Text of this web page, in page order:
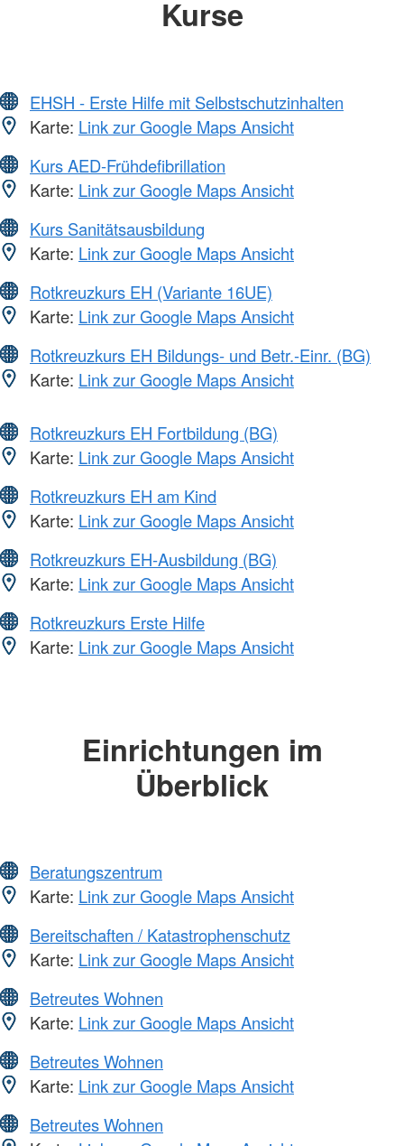
Kurse
EHSH - Erste Hilfe mit Selbstschutzinhalten
Karte: Link zur Google Maps Ansicht
Kurs AED-Frühdefibrillation
Karte: Link zur Google Maps Ansicht
Kurs Sanitätsausbildung
Karte: Link zur Google Maps Ansicht
Rotkreuzkurs EH (Variante 16UE)
Karte: Link zur Google Maps Ansicht
Rotkreuzkurs EH Bildungs- und Betr.-Einr. (BG)
Karte: Link zur Google Maps Ansicht
Rotkreuzkurs EH Fortbildung (BG)
Karte: Link zur Google Maps Ansicht
Rotkreuzkurs EH am Kind
Karte: Link zur Google Maps Ansicht
Rotkreuzkurs EH-Ausbildung (BG)
Karte: Link zur Google Maps Ansicht
Rotkreuzkurs Erste Hilfe
Karte: Link zur Google Maps Ansicht
Einrichtungen im
Überblick
Beratungszentrum
Karte: Link zur Google Maps Ansicht
Bereitschaften / Katastrophenschutz
Karte: Link zur Google Maps Ansicht
Betreutes Wohnen
Karte: Link zur Google Maps Ansicht
Betreutes Wohnen
Karte: Link zur Google Maps Ansicht
Betreutes Wohnen